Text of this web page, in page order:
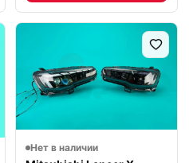
Нет в наличии